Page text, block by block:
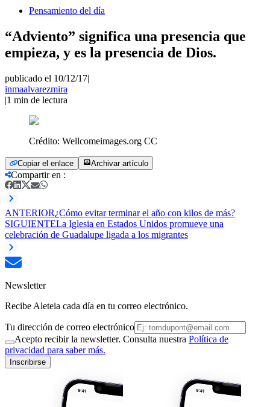
Pensamiento del día
“Adviento” significa una presencia que
empieza, y es la presencia de Dios.
publicado el 10/12/17|
inmaalvarezmira
|1 min de lectura
Crédito: Wellcomeimages.org CC
Copiar el enlace Archivar artículo
Compartir en :
ANTERIOR¿Cómo evitar terminar el año con kilos de más?
SIGUIENTELa Iglesia en Estados Unidos promueve una
celebración de Guadalupe ligada a los migrantes
Newsletter
Recibe Aleteia cada día en tu correo electrónico.
Tu dirección de correo electrónico
Acepto recibir la newsletter. Consulta nuestra Política de
privacidad para saber más.
Inscribirse